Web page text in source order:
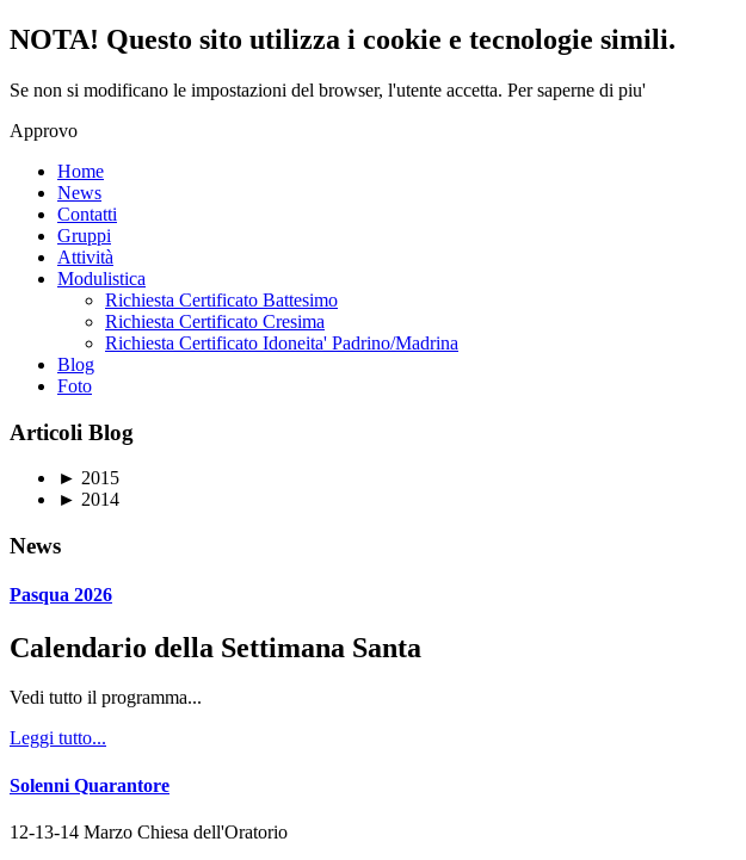
NOTA! Questo sito utilizza i cookie e tecnologie simili.
Se non si modificano le impostazioni del browser, l'utente accetta. Per saperne di piu'
Approvo
Home
News
Contatti
Gruppi
Attività
Modulistica
Richiesta Certificato Battesimo
Richiesta Certificato Cresima
Richiesta Certificato Idoneita' Padrino/Madrina
Blog
Foto
Articoli Blog
► 2015
► 2014
News
Pasqua 2026
Calendario della Settimana Santa
Vedi tutto il programma...
Leggi tutto...
Solenni Quarantore
12-13-14 Marzo Chiesa dell'Oratorio